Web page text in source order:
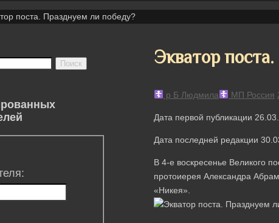
поста. Празднуем ли победу?
Экватор
р Б Людмила МП Россия
Дата первой публикации
Дата последней редакции
В 4-е воскресенье Великого
протоиерея Александра
«Никея».
Поиск